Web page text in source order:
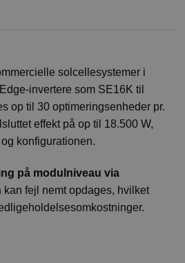
solcellesystemer i
invertere som SE16K til
op til 30 optimeringsenheder pr.
effekt på op til 18.500 W,
konfigurationen.
på modulniveau via
kan fejl nemt opdages, hvilket